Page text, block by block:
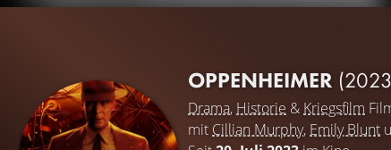
OPPENHEIMER
Drama, Historie & Kriegsfilm
mit Cillian Murphy, Emily Blunt